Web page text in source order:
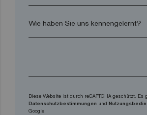
Diese Website ist durch reCAPTCHA geschützt. Es
Datenschutzbestimmungen und
Google.